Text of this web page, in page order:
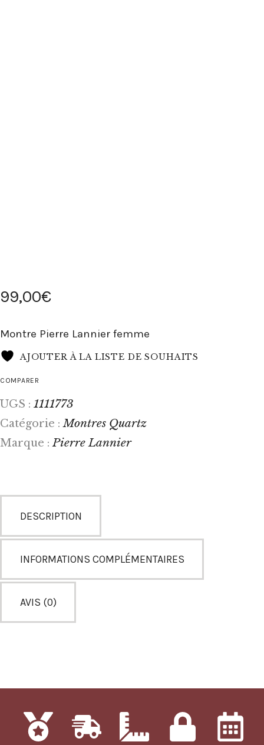
99,00€
Montre Pierre Lannier femme
AJOUTER À LA LISTE DE SOUHAITS
COMPARER
UGS : 1111773
Catégorie :Montres Quartz
Marque :Pierre Lannier
DESCRIPTION
INFORMATIONS COMPLÉMENTAIRES
AVIS (0)